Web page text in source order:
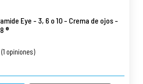
Eye - 3, 6 o 10 - Crema de ojos -
®
(1 opiniones)